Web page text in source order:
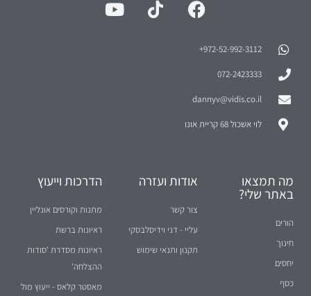
972-52-992-3112⁩+
072-2423333
dannyv@vidis.co.il
לוי אשכול 68 קריית אונו
מה תמצאו
באתר שלי?
הורים
חינוך
יחסים
כסף
אודות ועזרה
צור קשר
עליי - דני וידיסלבסקי
תקנון ותנאי שימוש
הדרכות וייעוץ
מתנות וקורסים אונליין
ראיונות ברשת
ראיונות מסדרת 'סודות
ההצלחה'
מאסטר קלאס - ייעוץ מול